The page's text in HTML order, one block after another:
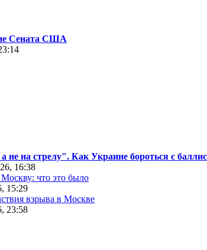
Сената США
не на стрелу". Как Украине бороться с
16:38
что это было
15:29
взрыва в Москве
23:58